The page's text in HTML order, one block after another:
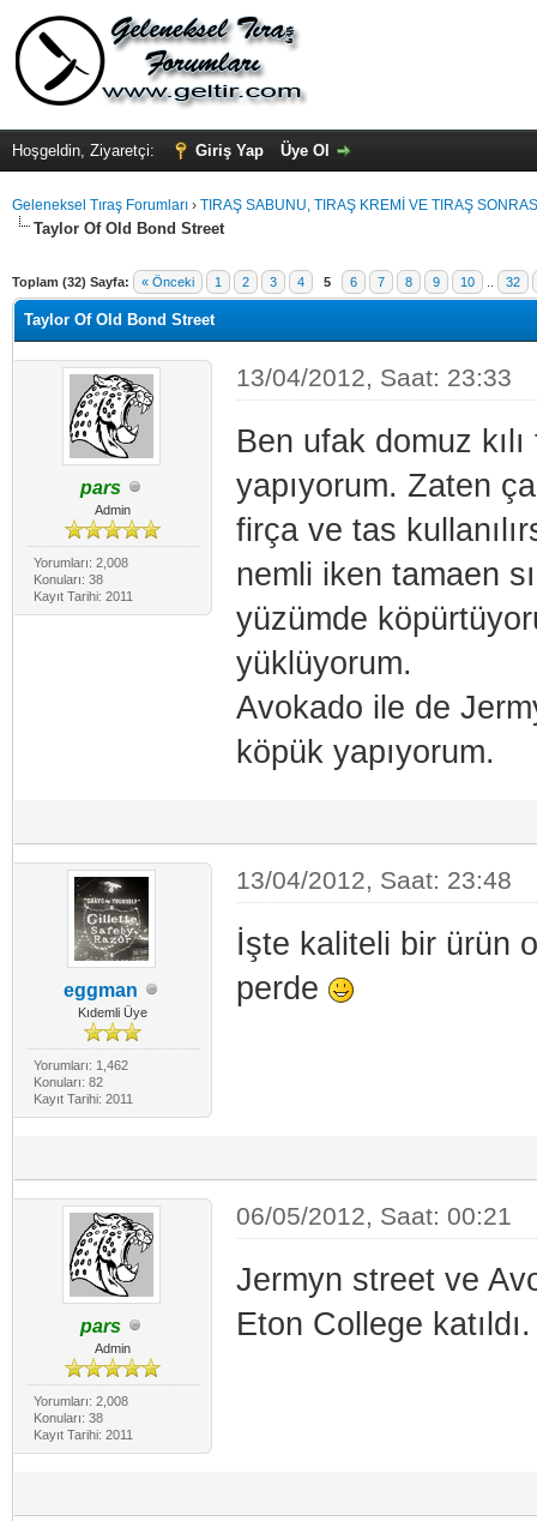
Hoşgeldin, Ziyaretçi: Giriş Yap Üye Ol
Geleneksel Tıraş Forumları › TIRAŞ SABUNU, TIRAŞ KREMİ VE TIRAŞ
Taylor Of Old Bond Street
Toplam (32) Sayfa: « Önceki 1 2 3 4 5 6 7 8 9 10 32
Taylor Of Old Bond Street
pars
Admin
Yorumları: 2,008
Konuları: 38
Kayıt Tarihi: 2011
13/04/2012, Saat: 23:33
Ben ufak domuz
yapıyorum. Zaten
firça ve tas
nemli iken tamaen
yüzümde
yüklüyorum.
Avokado ile de
köpük yapıyorum.
eggman
Kıdemli Üye
Yorumları: 1,462
Konuları: 82
Kayıt Tarihi: 2011
13/04/2012, Saat: 23:48
İşte kaliteli bir ürün
perde
pars
Admin
Yorumları: 2,008
Konuları: 38
Kayıt Tarihi: 2011
06/05/2012, Saat: 00:21
Jermyn street ve
Eton College katıldı.